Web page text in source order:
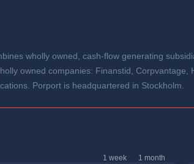
wholly owned, cash-flow generating
owned companies: Finanstid,
Porport is headquartered in Stockholm.
1 week
1 month